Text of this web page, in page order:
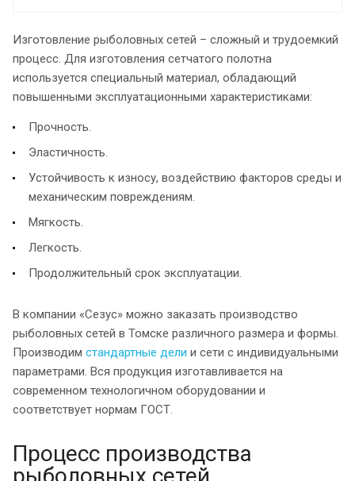
Изготовление рыболовных сетей – сложный и трудоемкий
процесс. Для изготовления сетчатого полотна
используется специальный материал, обладающий
повышенными эксплуатационными характеристиками:
Прочность.
Эластичность.
Устойчивость к износу, воздействию факторов среды и
механическим повреждениям.
Мягкость.
Легкость.
Продолжительный срок эксплуатации.
В компании «Сезус» можно заказать производство
рыболовных сетей в Томске различного размера и формы.
Производим стандартные дели и сети с индивидуальными
параметрами. Вся продукция изготавливается на
современном технологичном оборудовании и
соответствует нормам ГОСТ.
Процесс производства
рыболовных сетей